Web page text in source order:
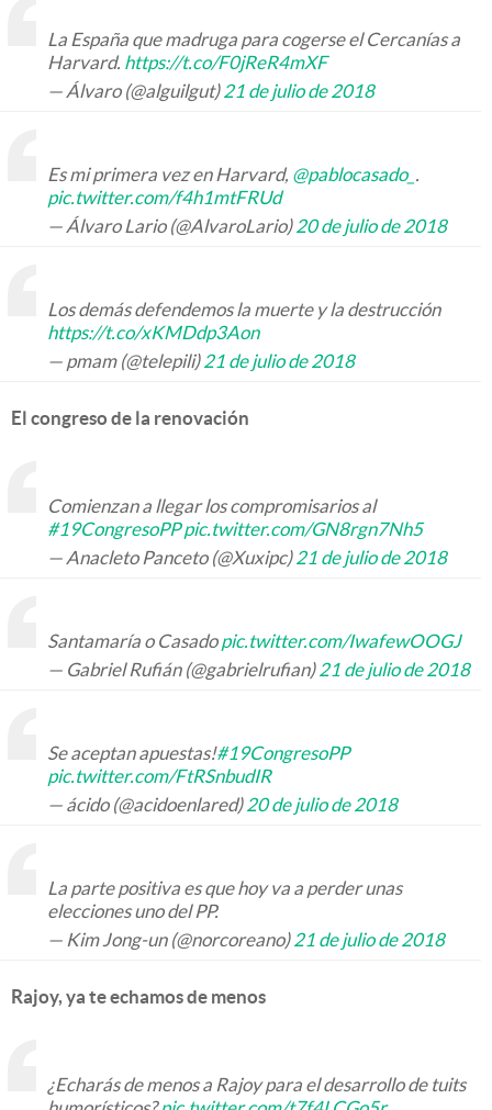
La España que madruga para cogerse el Cercanías a
Harvard. https://t.co/F0jReR4mXF
— Álvaro (@alguilgut)21 de julio de 2018
Es mi primera vez en Harvard, @pablocasado_ .
pic.twitter.com/f4h1mtFRUd
— Álvaro Lario (@AlvaroLario)20 de julio de 2018
Los demás defendemos la muerte y la destrucción
https://t.co/xKMDdp3Aon
— pmam (@telepili)21 de julio de 2018
El congreso de la renovación
Comienzan a llegar los compromisarios al
#19CongresoPP pic.twitter.com/GN8rgn7Nh5
— Anacleto Panceto (@Xuxipc)21 de julio de 2018
Santamaría o Casadopic.twitter.com/IwafewOOGJ
— Gabriel Rufián (@gabrielrufian)21 de julio de 2018
Se aceptan apuestas!#19CongresoPP
pic.twitter.com/FtRSnbudIR
— ácido (@acidoenlared)20 de julio de 2018
La parte positiva es que hoy va a perder unas
elecciones uno del PP.
— Kim Jong-un (@norcoreano)21 de julio de 2018
Rajoy, ya te echamos de menos
¿Echarás de menos a Rajoy para el desarrollo de tuits